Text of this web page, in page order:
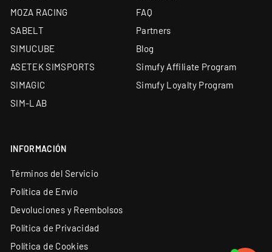
MOZA RACING
SABELT
SIMUCUBE
ASETEK SIMSPORTS
SIMAGIC
SIM-LAB
FAQ
Partners
Blog
Simufy Affiliate Program
Simufy Loyalty Program
INFORMACIÓN
Términos del Servicio
Política de Envío
Devoluciones y Reembolsos
Política de Privacidad
Política de Cookies